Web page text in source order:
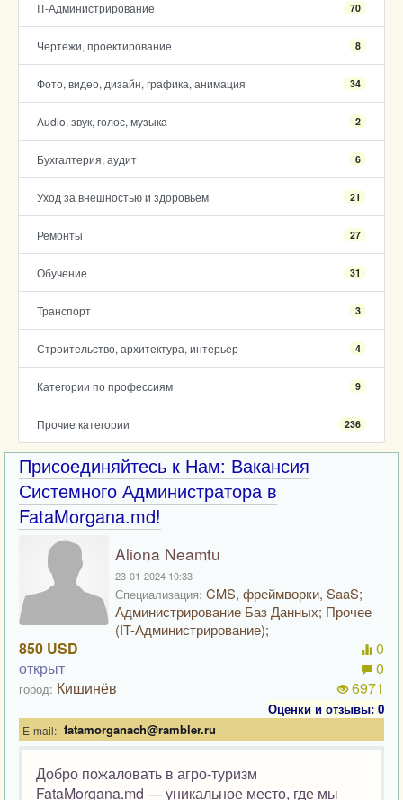
IT-Администрирование 70
Чертежи, проектирование 8
Фото, видео, дизайн, графика, анимация 34
Audio, звук, голос, музыка 2
Бухгалтерия, аудит 6
Уход за внешностью и здоровьем 21
Ремонты 27
Обучение 31
Транспорт 3
Строительство, архитектура, интерьер 4
Категории по профессиям 9
Прочие категории 236
Присоединяйтесь к Нам: Вакансия
Системного Администратора в
FataMorgana.md!
Aliona Neamtu
23-01-2024 10:33
Специализация: CMS, фреймворки, SaaS;
Администрирование Баз Данных; Прочее
(IT-Администрирование);
850 USD
открыт
город: Кишинёв
0
0
6971
Оценки и отзывы: 0
E-mail: fatamorganach@rambler.ru
Добро пожаловать в агро-туризм
FataMorgana.md — уникальное место, где мы